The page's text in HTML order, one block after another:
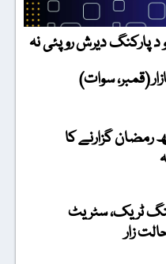
د پارکنگ دیرش روپئی نہ
(قمبر، سوات)
رمضان گزارنے کا
ٹریک، سٹریٹ
زار